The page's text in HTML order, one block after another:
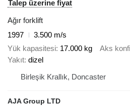
Talep üzerine fiyat
Ağır forklift
1997
3.500 m/s
Yük kapasitesi 17.000 kg Aks
Yakıt dizel
Birleşik Krallık, Doncaster
AJA Group LTD